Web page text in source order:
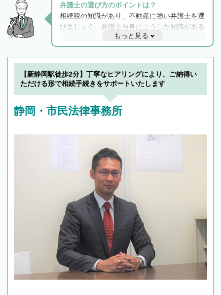
弁護士の選び方のポイントは？
相続税の知識があり、不動産に強い弁護士を選
びましょう。弁護士自身にこうした知識がある
と他士業との連携もスムーズに進み、トラブル
解決のみならず相続をトータルで任せることが
できます。また、相続は感情がからむ分野なの
でフィーリングも重要です。実際に電話や面談
で複数の弁護士と会話をしてウマが合う方に依
もっと見る
【新静岡駅徒歩2分】丁寧なヒアリングにより、ご納得い
ただける形で相続手続きをサポートいたします
静岡・市民法律事務所